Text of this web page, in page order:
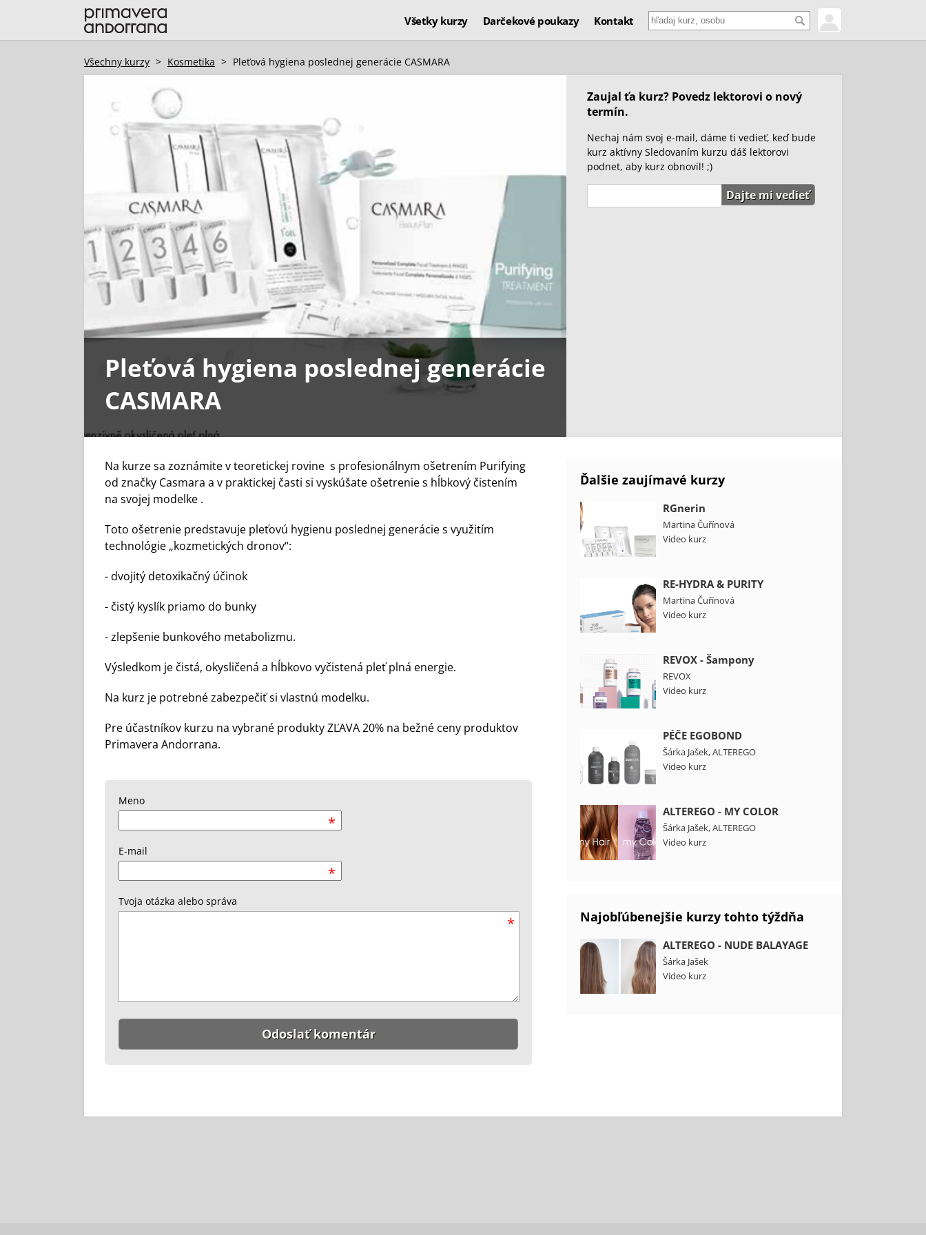
Všetky kurzy Darčekové poukazy Kontakt
Všechny kurzy > Kosmetika > Pleťová hygiena poslednej generácie CASMARA
Pleťová hygiena poslednej generácie
CASMARA
Zaujal ťa kurz? Povedz lektorovi o nový
termín.
Nechaj nám svoj e-mail, dáme ti vedieť, keď bude
kurz aktívny Sledovaním kurzu dáš lektorovi
podnet, aby kurz obnovil! ;)
Na kurze sa zoznámite v teoretickej rovine s profesionálnym ošetrením Purifying
od značky Casmara a v praktickej časti si vyskúšate ošetrenie s hĺbkový čistením
na svojej modelke .
Toto ošetrenie predstavuje pleťovú hygienu poslednej generácie s využitím
technológie „kozmetických dronov“:
- dvojitý detoxikačný účinok
- čistý kyslík priamo do bunky
- zlepšenie bunkového metabolizmu.
Výsledkom je čistá, okysličená a hĺbkovo vyčistená pleť plná energie.
Na kurz je potrebné zabezpečiť si vlastnú modelku.
Pre účastníkov kurzu na vybrané produkty ZĽAVA 20% na bežné ceny produktov
Primavera Andorrana.
Meno
*
E-mail
*
Tvoja otázka alebo správa
*
Ďalšie zaujímavé kurzy
RGnerin
Martina Čuřínová
Video kurz
RE-HYDRA & PURITY
Martina Čuřínová
Video kurz
REVOX - Šampony
REVOX
Video kurz
PÉČE EGOBOND
Šárka Jašek,ALTEREGO
Video kurz
ALTEREGO - MY COLOR
Šárka Jašek,ALTEREGO
Video kurz
Najobľúbenejšie kurzy tohto týždňa
ALTEREGO - NUDE BALAYAGE
Šárka Jašek
Video kurz